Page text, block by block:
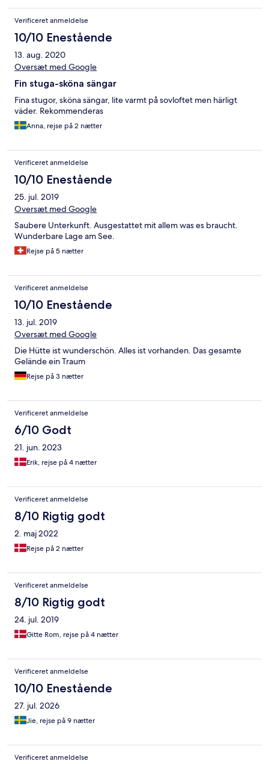
Verificeret anmeldelse
10/10 Enestående
13. aug. 2020
Oversæt med Google
Fin stuga-sköna sängar
Fina stugor, sköna sängar, lite varmt på sovloftet men härligt
väder. Rekommenderas
Anna, rejse på 2 nætter
Verificeret anmeldelse
10/10 Enestående
25. jul. 2019
Oversæt med Google
Saubere Unterkunft. Ausgestattet mit allem was es braucht.
Wunderbare Lage am See.
Rejse på 5 nætter
Verificeret anmeldelse
10/10 Enestående
13. jul. 2019
Oversæt med Google
Die Hütte ist wunderschön. Alles ist vorhanden. Das gesamte
Gelände ein Traum
Rejse på 3 nætter
Verificeret anmeldelse
6/10 Godt
21. jun. 2023
Erik, rejse på 4 nætter
Verificeret anmeldelse
8/10 Rigtig godt
2. maj 2022
Rejse på 2 nætter
Verificeret anmeldelse
8/10 Rigtig godt
24. jul. 2019
Gitte Rom, rejse på 4 nætter
Verificeret anmeldelse
10/10 Enestående
27. jul. 2026
Jie, rejse på 9 nætter
Verificeret anmeldelse